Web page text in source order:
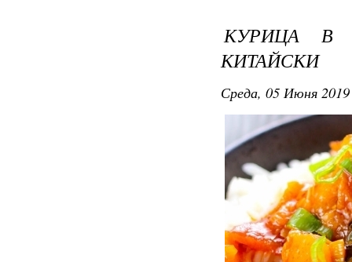
КУРИЦА В
КИТАЙСКИ
Среда, 05 Июня